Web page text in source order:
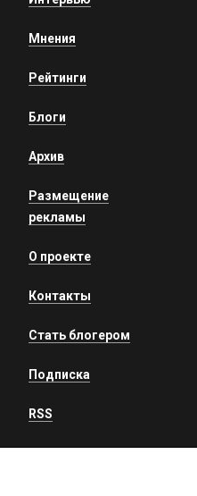
Мнения
Рейтинги
Блоги
Архив
Размещение
рекламы
О проекте
Контакты
Стать блогером
Подписка
RSS